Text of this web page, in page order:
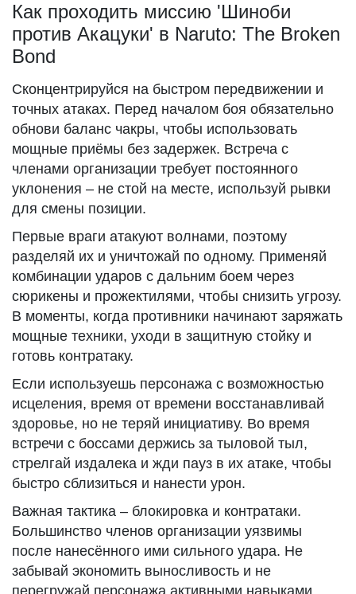
Как проходить миссию 'Шиноби
против Акацуки' в Naruto: The Broken
Bond
Сконцентрируйся на быстром передвижении и
точных атаках. Перед началом боя обязательно
обнови баланс чакры, чтобы использовать
мощные приёмы без задержек. Встреча с
членами организации требует постоянного
уклонения – не стой на месте, используй рывки
для смены позиции.
Первые враги атакуют волнами, поэтому
разделяй их и уничтожай по одному. Применяй
комбинации ударов с дальним боем через
сюрикены и прожектилями, чтобы снизить угрозу.
В моменты, когда противники начинают заряжать
мощные техники, уходи в защитную стойку и
готовь контратаку.
Если используешь персонажа с возможностью
исцеления, время от времени восстанавливай
здоровье, но не теряй инициативу. Во время
встречи с боссами держись за тыловой тыл,
стрелгай издалека и жди пауз в их атаке, чтобы
быстро сблизиться и нанести урон.
Важная тактика – блокировка и контратаки.
Большинство членов организации уязвимы
после нанесённого ими сильного удара. Не
забывай экономить выносливость и не
перегружай персонажа активными навыками,